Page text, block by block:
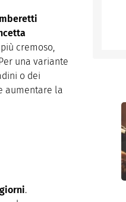
cremoso,
una variante
o dei
aumentare la
.